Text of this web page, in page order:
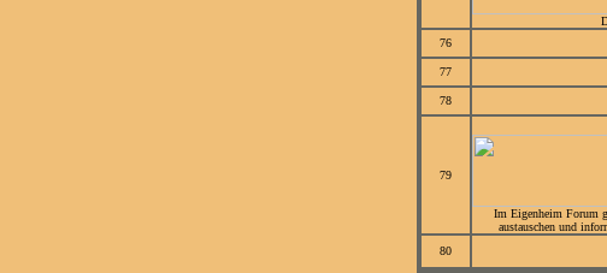
76
77
78
79
Im Eigenheim Forum
austauschen und
80